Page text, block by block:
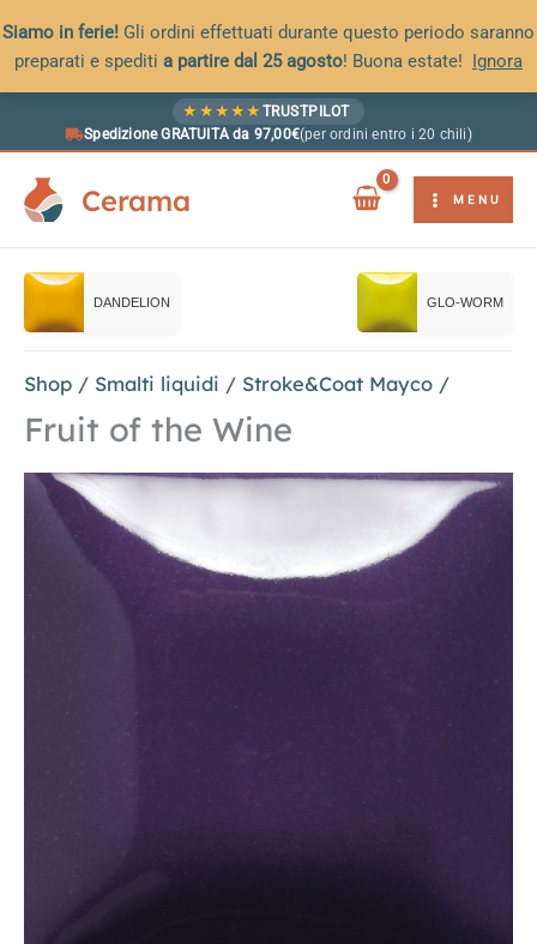
Siamo in ferie! Gli ordini effettuati durante questo periodo saranno
preparati e spediti a partire dal 25 agosto! Buona estate! Ignora
★ ★ ★ ★ ★ TRUSTPILOT
Spedizione GRATUITA da 97,00€(per ordini entro i 20 chili)
Cerama MENU
DANDELION GLO-WORM
Shop / Smalti liquidi / Stroke&Coat Mayco /
Fruit of the Wine